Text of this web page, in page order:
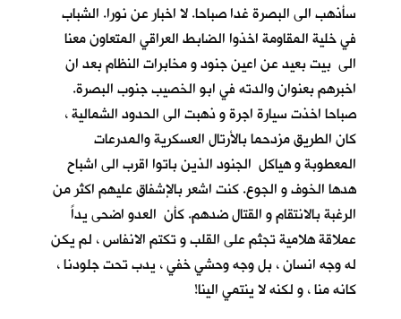
سأذهب الى البصرة غدا صباحا. لا اخبار عن نورا. الشباب
في خلية المقاومة اخذوا الضابط العراقي المتعاون معنا
الى بيت بعيد عن اعين جنود و مخابرات النظام بعد ان
اخبرهم بعنوان والدته في ابو الخصيب جنوب البصرة.
صباحا اخذت سيارة اجرة و ذهبت الى الحدود الشمالية ،
كان الطريق مزدحما بالأرتال العسكرية والمدرعات
المعطوبة و هياكل الجنود الذين باتوا اقرب الى اشباح
هدها الخوف و الجوع. كنت اشعر بالإشفاق عليهم اكثر من
الرغبة بالانتقام و القتال ضدهم. كأن العدو اضحى يداً
عملاقة هلامية تجثم على القلب و تكتم الانفاس ، لم يكن
له وجه انسان ، بل وجه وحشي خفي ، يدب تحت جلودنا ،
كانه منا ، و لكنه لا ينتمي الينا!